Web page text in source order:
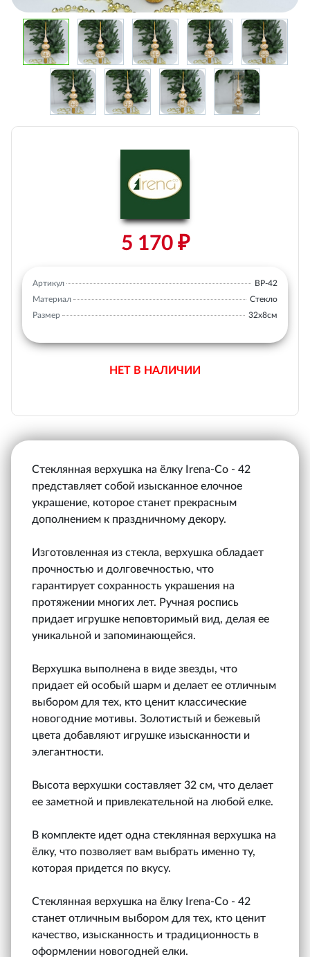
5 170 ₽
Артикул
ВР-42
Материал
Стекло
Размер
32х8см
НЕТ В НАЛИЧИИ
Стеклянная верхушка на ёлку Irena-Co - 42
представляет собой изысканное елочное
украшение, которое станет прекрасным
дополнением к праздничному декору.
Изготовленная из стекла, верхушка обладает
прочностью и долговечностью, что
гарантирует сохранность украшения на
протяжении многих лет. Ручная роспись
придает игрушке неповторимый вид, делая ее
уникальной и запоминающейся.
Верхушка выполнена в виде звезды, что
придает ей особый шарм и делает ее отличным
выбором для тех, кто ценит классические
новогодние мотивы. Золотистый и бежевый
цвета добавляют игрушке изысканности и
элегантности.
Высота верхушки составляет 32 см, что делает
ее заметной и привлекательной на любой елке.
В комплекте идет одна стеклянная верхушка на
ёлку, что позволяет вам выбрать именно ту,
которая придется по вкусу.
Стеклянная верхушка на ёлку Irena-Co - 42
станет отличным выбором для тех, кто ценит
качество, изысканность и традиционность в
оформлении новогодней елки.